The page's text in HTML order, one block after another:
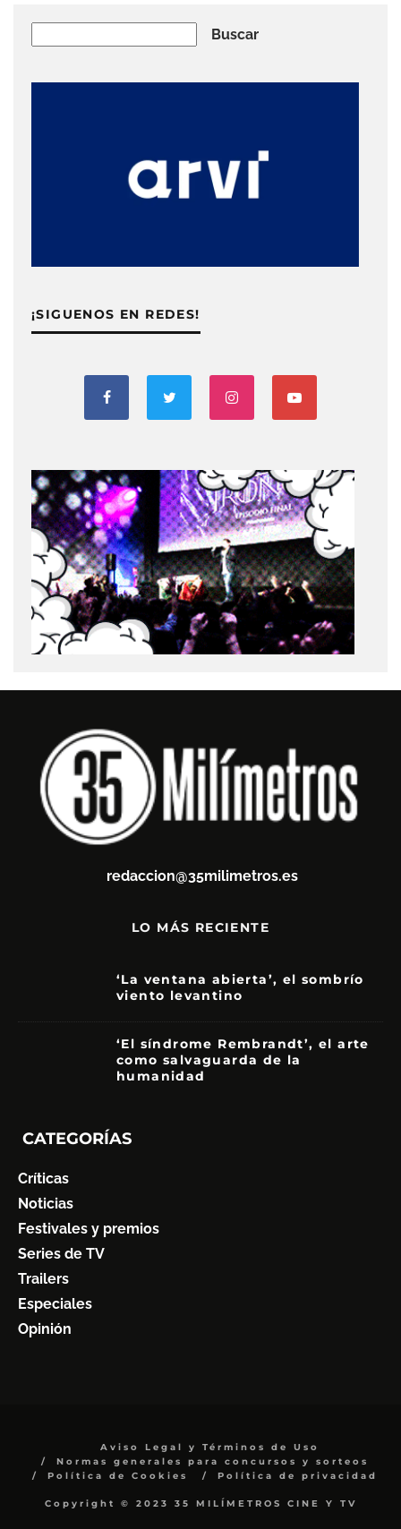
Buscar
¡SIGUENOS EN REDES!
redaccion@35milimetros.es
LO MÁS RECIENTE
‘La ventana abierta’, el sombrío
viento levantino
‘El síndrome Rembrandt’, el arte
como salvaguarda de la
humanidad
CATEGORÍAS
Críticas
Noticias
Festivales y premios
Series de TV
Trailers
Especiales
Opinión
Aviso Legal y Términos de Uso
Normas generales para concursos y sorteos
Política de Cookies
Política de privacidad
Copyright © 2023 35 MILÍMETROS CINE Y TV